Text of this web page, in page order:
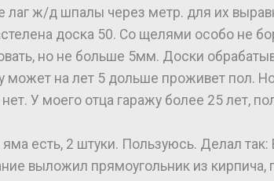
лаг ж/д шпалы через метр. для их
доска 50. Со щелями особо не
но не больше 5мм. Доски
может на лет 5 дольше проживет пол.
У моего отца гаражу более 25 лет,
есть, 2 штуки. Пользуюсь. Делал так:
выложил прямоугольник из кирпича,